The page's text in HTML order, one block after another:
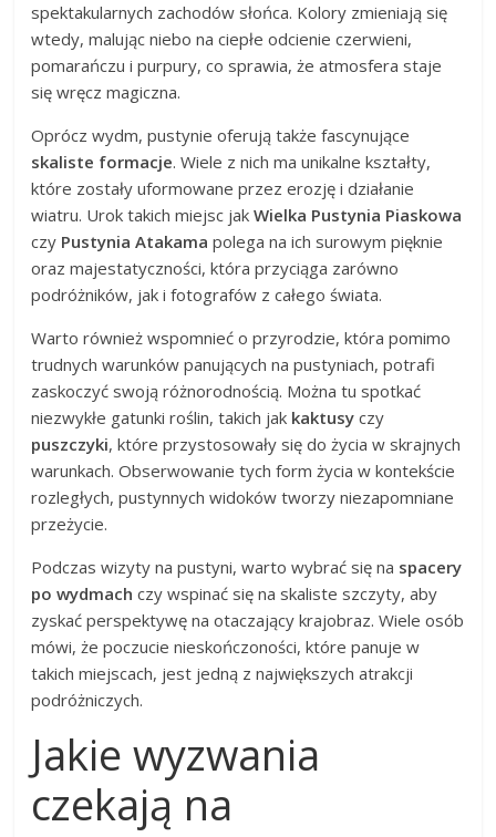
spektakularnych zachodów słońca. Kolory zmieniają się
wtedy, malując niebo na ciepłe odcienie czerwieni,
pomarańczu i purpury, co sprawia, że atmosfera staje
się wręcz magiczna.
Oprócz wydm, pustynie oferują także fascynujące
skaliste formacje. Wiele z nich ma unikalne kształty,
które zostały uformowane przez erozję i działanie
wiatru. Urok takich miejsc jakWielka Pustynia Piaskowa
czy Pustynia Atakama polega na ich surowym pięknie
oraz majestatyczności, która przyciąga zarówno
podróżników, jak i fotografów z całego świata.
Warto również wspomnieć o przyrodzie, która pomimo
trudnych warunków panujących na pustyniach, potrafi
zaskoczyć swoją różnorodnością. Można tu spotkać
niezwykłe gatunki roślin, takich jak kaktusy czy
puszczyki, które przystosowały się do życia w skrajnych
warunkach. Obserwowanie tych form życia w kontekście
rozległych, pustynnych widoków tworzy niezapomniane
przeżycie.
Podczas wizyty na pustyni, warto wybrać się na spacery
po wydmach czy wspinać się na skaliste szczyty, aby
zyskać perspektywę na otaczający krajobraz. Wiele osób
mówi, że poczucie nieskończoności, które panuje w
takich miejscach, jest jedną z największych atrakcji
podróżniczych.
Jakie wyzwania
czekają na